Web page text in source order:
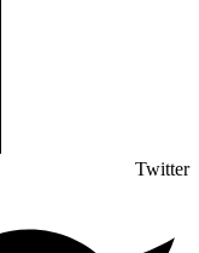
Twitter